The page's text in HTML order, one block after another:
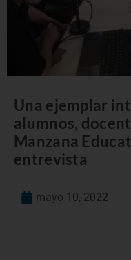
Una ejemplar
alumnos,
Manzana
entrevista
mayo 10, 2022